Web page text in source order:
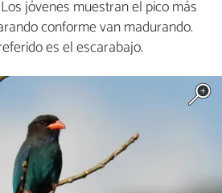
jóvenes muestran el pico más
conforme van madurando.
es el escarabajo.